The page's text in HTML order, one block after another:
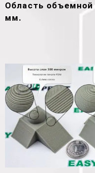
Область объемной
мм.